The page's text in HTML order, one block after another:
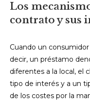
Los
contrato y sus
Cuando un
decir, un préstamo
diferentes a la local, el
tipo de interés y a un
de los costes por la